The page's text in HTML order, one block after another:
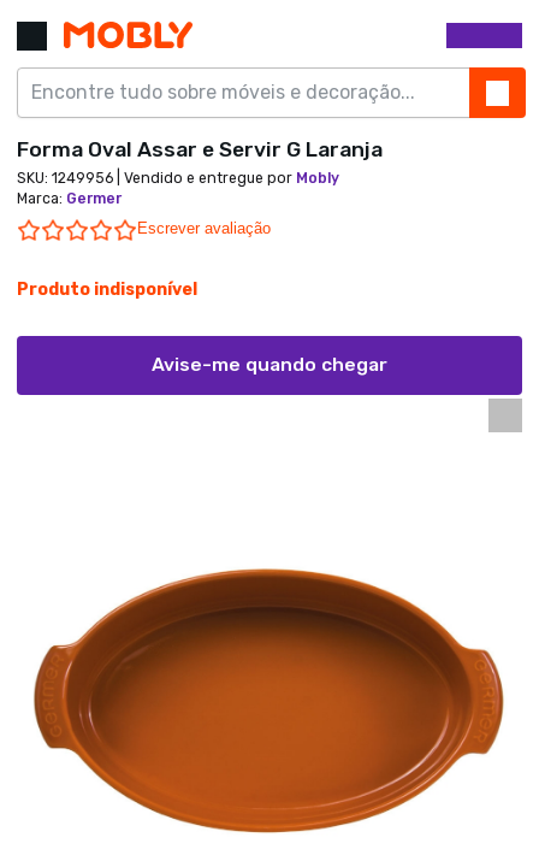
Forma Oval Assar e Servir G Laranja
SKU: 1249956 | Vendido e entregue por Mobly
Marca: Germer
0.0 star rating
Escrever avaliação
Produto indisponível
Avise-me quando chegar